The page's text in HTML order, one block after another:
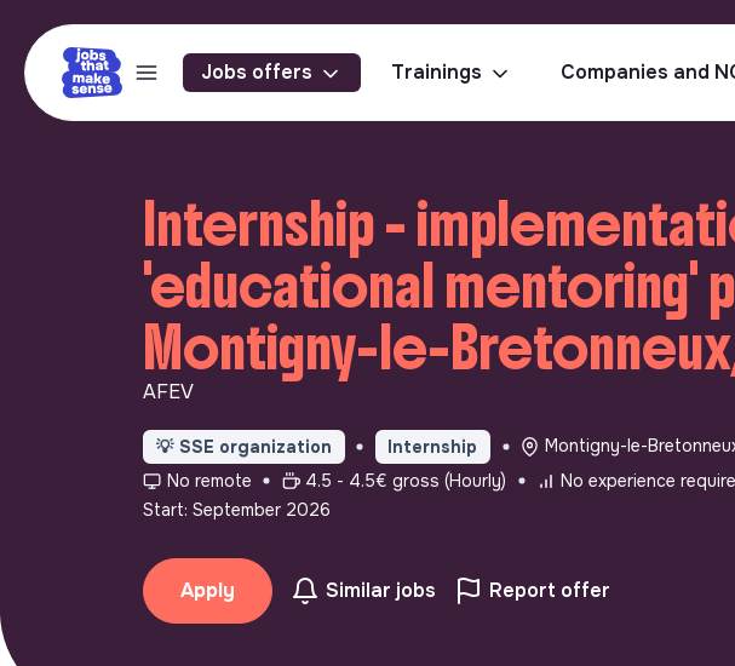
Jobs offers Trainings Companies and
Internship -
'educational mentoring'
Montigny-le-
AFEV
💡 SSE organization Internship Montigny-le-
No remote
4.5 - 4.5€ gross (Hourly) No experience
Start: September 2026
Apply Similar jobs Report offer